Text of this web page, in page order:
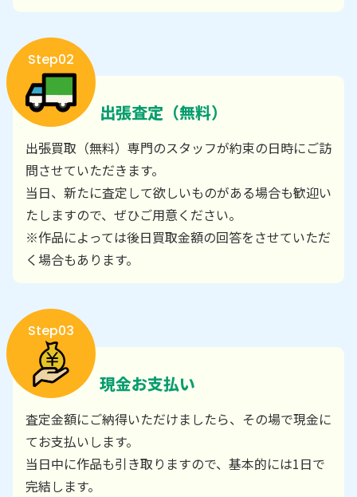
Step02
出張査定（無料）
出張買取（無料）専門のスタッフが約束の日時にご訪
問させていただきます。
当日、新たに査定して欲しいものがある場合も歓迎い
たしますので、ぜひご用意ください。
※作品によっては後日買取金額の回答をさせていただ
く場合もあります。
Step03
現金お支払い
査定金額にご納得いただけましたら、その場で現金に
てお支払いします。
当日中に作品も引き取りますので、基本的には1日で
完結します。